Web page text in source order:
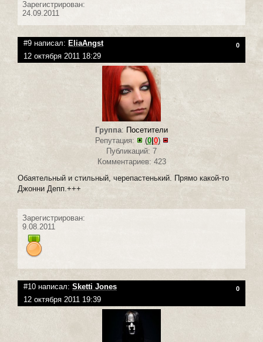
Зарегистрирован:
24.09.2011
#9 написал: EliaAngst 0
12 октября 2011 18:29
Группа: Посетители
Репутация:
(0| 0)
Публикаций: 7
Комментариев: 423
Обаятельный и стильный, черепастенький. Прямо какой-то
Джонни Депп.+++
Зарегистрирован:
9.08.2011
#10 написал: Sketti Jones 0
12 октября 2011 19:39